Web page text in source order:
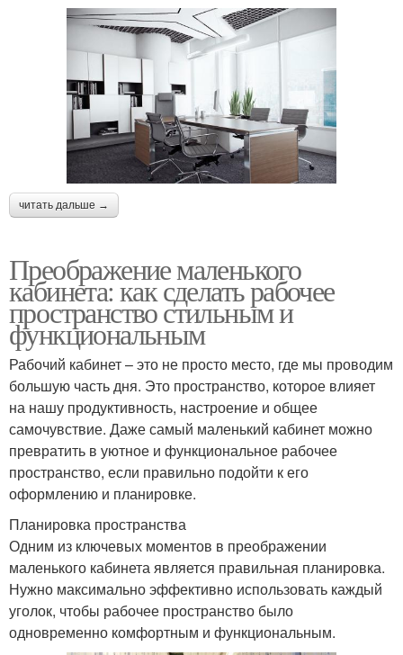
читать дальше →
Преображение маленького
кабинета: как сделать рабочее
пространство стильным и
функциональным
Рабочий кабинет – это не просто место, где мы проводим
большую часть дня. Это пространство, которое влияет
на нашу продуктивность, настроение и общее
самочувствие. Даже самый маленький кабинет можно
превратить в уютное и функциональное рабочее
пространство, если правильно подойти к его
оформлению и планировке.
Планировка пространства
Одним из ключевых моментов в преображении
маленького кабинета является правильная планировка.
Нужно максимально эффективно использовать каждый
уголок, чтобы рабочее пространство было
одновременно комфортным и функциональным.